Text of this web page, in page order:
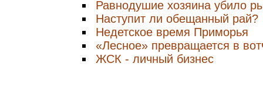
Равнодушие хозяина убило
Наступит ли обещанный рай?
Недетское время Приморья
«Лесное» превращается в
ЖСК - личный бизнес